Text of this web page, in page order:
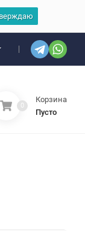
0
Корзина
Пусто